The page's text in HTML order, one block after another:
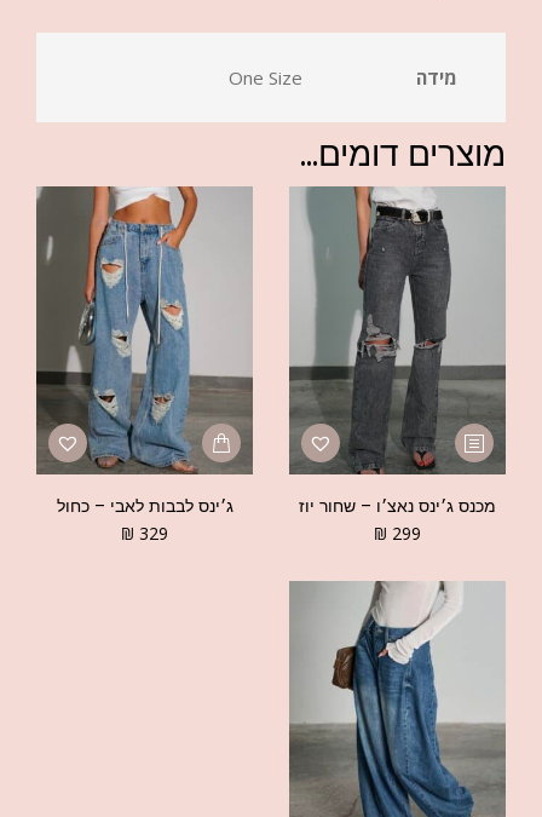
מידה One Size
מוצרים דומים...
מכנס ג׳ינס נאצ׳ו – שחור יוז
₪ 299
ג׳ינס לבבות לאבי – כחול
₪ 329